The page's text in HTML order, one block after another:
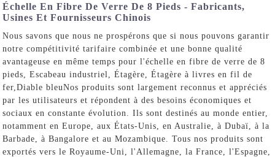
Échelle En Fibre De Verre De 8 Pieds - Fabricants,
Usines Et Fournisseurs Chinois
Nous savons que nous ne prospérons que si nous pouvons garantir
notre compétitivité tarifaire combinée et une bonne qualité
avantageuse en même temps pour l'échelle en fibre de verre de 8
pieds,Escabeau industriel ,Étagère ,Étagère à livres en fil de
fer ,Diable bleuNos produits sont largement reconnus et appréciés
par les utilisateurs et répondent à des besoins économiques et
sociaux en constante évolution. Ils sont destinés au monde entier,
notamment en Europe, aux États-Unis, en Australie, à Dubaï, à la
Barbade, à Bangalore et au Mozambique. Tous nos produits sont
exportés vers le Royaume-Uni, l'Allemagne, la France, l'Espagne,